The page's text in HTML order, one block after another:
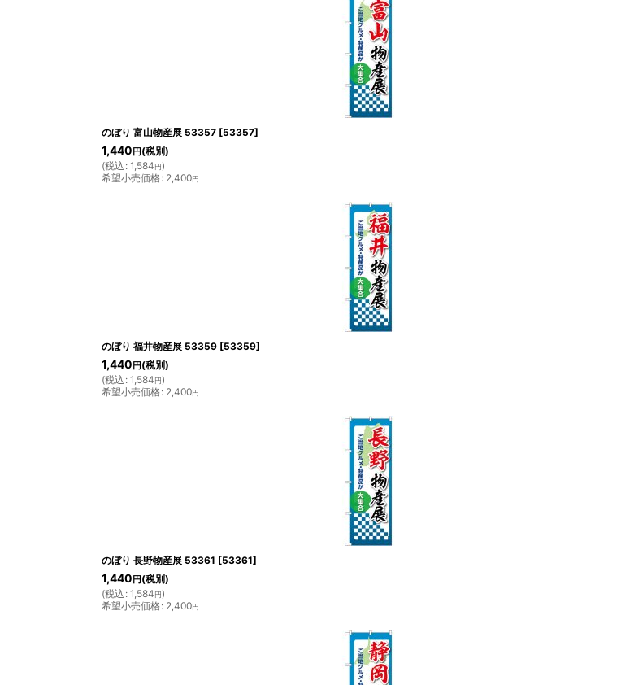
のぼり 富山物産展 53357 [53357]
1,440 円 (税別)
(税込 : 1,584円)
希望小売価格: 2,400円
のぼり 福井物産展 53359 [53359]
1,440 円 (税別)
(税込 : 1,584円)
希望小売価格: 2,400円
のぼり 長野物産展 53361 [53361]
1,440 円 (税別)
(税込 : 1,584円)
希望小売価格: 2,400円